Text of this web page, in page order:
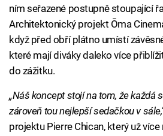
ním seřazené postupně stoupající
Architektonický projekt Ōma
když před obří plátno umístí
které mají diváky daleko více
do zážitku.
„Náš koncept stojí na tom, že každá
zároveň tou nejlepší sedačkou v sále,
projektu Pierre Chican, který už